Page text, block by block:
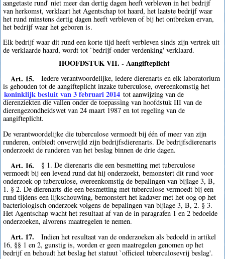
aangetaste rund' niet meer dan dertig dagen heeft verbleven in het bedrijf
van herkomst, verklaart het Agentschap tot haard, het laatste bedrijf waar
het rund minstens dertig dagen heeft verbleven of bij het ontbreken ervan,
het bedrijf waar het geboren is.
Elk bedrijf waar dit rund een korte tijd heeft verbleven sinds zijn vertrek uit
de verklaarde haard, wordt tot `bedrijf onder verdenking' verklaard.
HOOFDSTUK VII. - Aangifteplicht
Art. 15.
Iedere verantwoordelijke, iedere dierenarts en elk laboratorium
is gehouden tot de aangifteplicht inzake tuberculose, overeenkomstig het
koninklijk besluit van 3 februari 2014 tot aanwijzing van de
dierenziekten die vallen onder de toepassing van hoofdstuk III van de
dierengezondheidswet van 24 maart 1987 en tot regeling van de
aangifteplicht.
De verantwoordelijke die tuberculose vermoedt bij één of meer van zijn
runderen, ontbiedt onverwijld zijn bedrijfsdierenarts. De bedrijfsdierenarts
onderzoekt de runderen van het beslag binnen de drie dagen.
Art. 16.
§ 1. De dierenarts die een besmetting met tuberculose
vermoedt bij een levend rund dat hij onderzoekt, bemonstert dit rund voor
onderzoek op tuberculose, overeenkomstig de bepalingen van bijlage 3, B,
1. § 2. De dierenarts die een besmetting met tuberculose vermoedt bij een
rund tijdens een lijkschouwing, bemonstert het kadaver met het oog op het
bacteriologisch onderzoek volgens de bepalingen van bijlage 3, B, 2. § 3.
Het Agentschap wacht het resultaat af van de in paragrafen 1 en 2 bedoelde
onderzoeken, alvorens maatregelen te nemen.
Art. 17.
Indien het resultaat van de onderzoeken als bedoeld in artikel
16, §§ 1 en 2, gunstig is, worden er geen maatregelen genomen op het
bedrijf en behoudt het beslag het statuut `officieel tuberculosevrij beslag'.